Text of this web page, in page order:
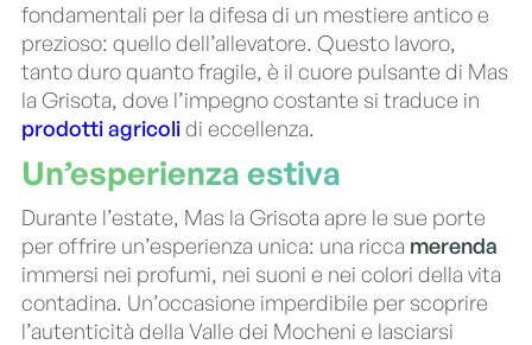
fondamentali per la difesa di un mestiere antico e
prezioso: quello dell’allevatore. Questo lavoro,
tanto duro quanto fragile, è il cuore pulsante di Mas
la Grisota, dove l’impegno costante si traduce in
prodotti agricolidi eccellenza.
Un’esperienza estiva
Durante l’estate, Mas la Grisota apre le sue porte
per offrire un’esperienza unica: una ricca merenda
immersi nei profumi, nei suoni e nei colori della vita
contadina. Un’occasione imperdibile per scoprire
l’autenticità della Valle dei Mocheni e lasciarsi